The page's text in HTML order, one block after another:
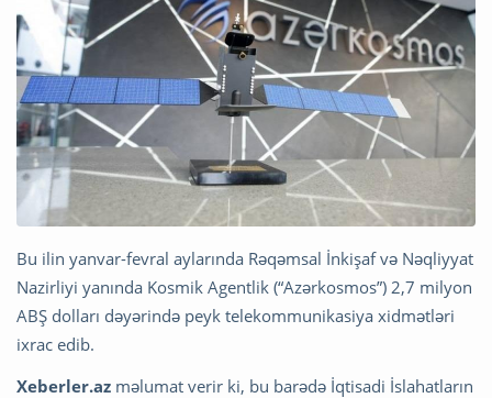
Bu ilin yanvar-fevral aylarında Rəqəmsal İnkişaf və Nəqliyyat
Nazirliyi yanında Kosmik Agentlik (“Azərkosmos”) 2,7 milyon
ABŞ dolları dəyərində peyk telekommunikasiya xidmətləri
ixrac edib.
Xeberler.az məlumat verir ki, bu barədə İqtisadi İslahatların